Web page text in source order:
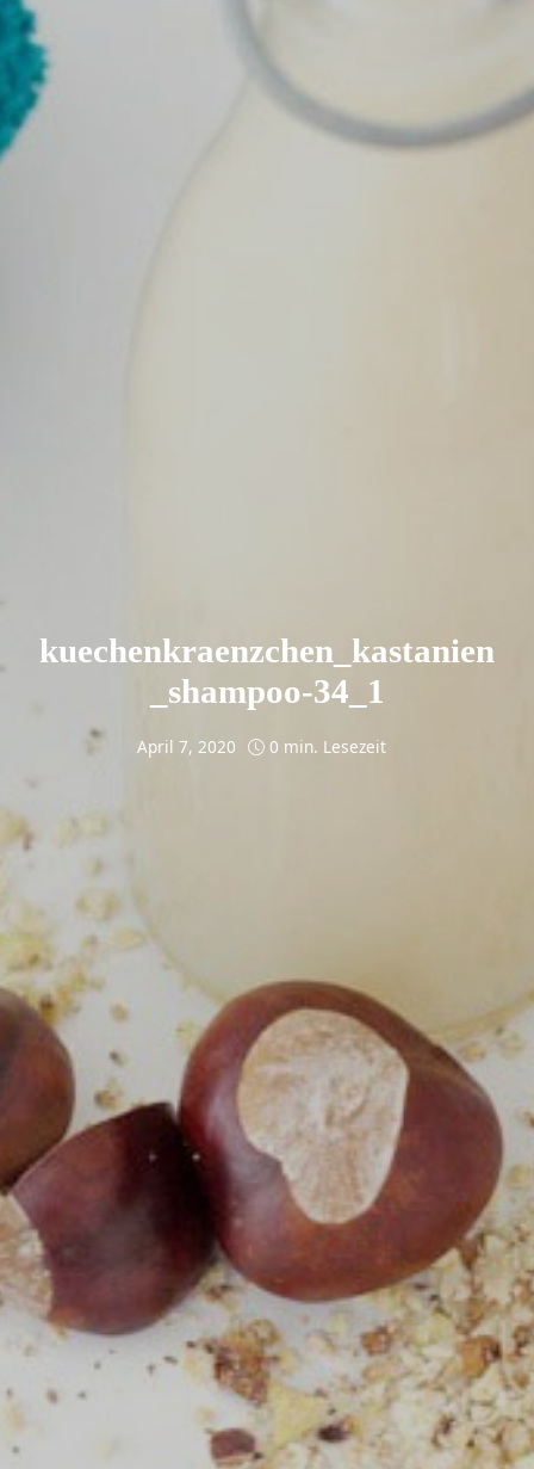
kuechenkraenzchen_kastanien
_shampoo-34_1
April 7, 2020 0 min. Lesezeit